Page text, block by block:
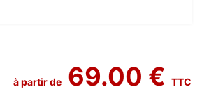
à partir de 69.00 € TTC